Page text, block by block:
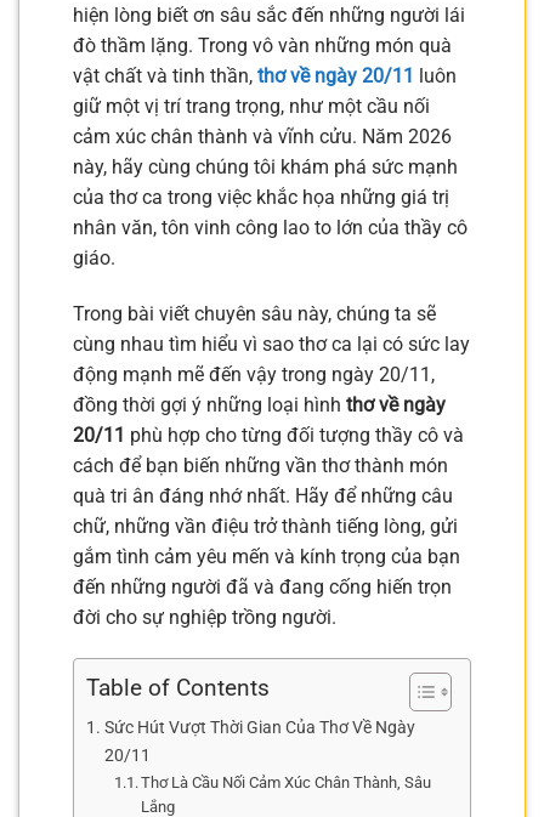
hiện lòng biết ơn sâu sắc đến những người lái
đò thầm lặng. Trong vô vàn những món quà
vật chất và tinh thần, thơ về ngày 20/11
luôn
giữ một vị trí trang trọng, như một cầu nối
cảm xúc chân thành và vĩnh cửu. Năm 2026
này, hãy cùng chúng tôi khám phá sức mạnh
của thơ ca trong việc khắc họa những giá trị
nhân văn, tôn vinh công lao to lớn của thầy cô
giáo.
Trong bài viết chuyên sâu này, chúng ta sẽ
cùng nhau tìm hiểu vì sao thơ ca lại có sức lay
động mạnh mẽ đến vậy trong ngày 20/11,
đồng thời gợi ý những loại hình thơ về ngày
20/11 phù hợp cho từng đối tượng thầy cô và
cách để bạn biến những vần thơ thành món
quà tri ân đáng nhớ nhất. Hãy để những câu
chữ, những vần điệu trở thành tiếng lòng, gửi
gắm tình cảm yêu mến và kính trọng của bạn
đến những người đã và đang cống hiến trọn
đời cho sự nghiệp trồng người.
Table of Contents
Sức Hút Vượt Thời Gian Của Thơ Về Ngày
20/11
Thơ Là Cầu Nối Cảm Xúc Chân Thành, Sâu
Lắng